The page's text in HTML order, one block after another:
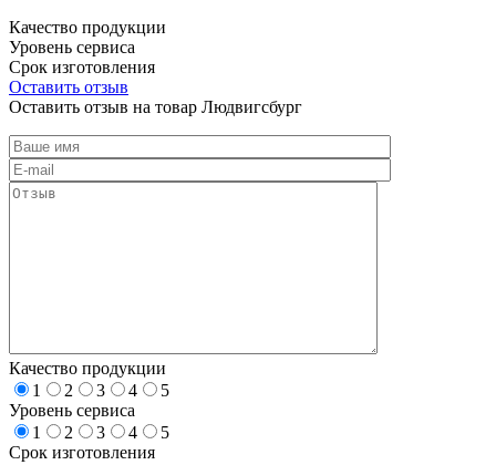
Качество продукции
Уровень сервиса
Срок изготовления
Оставить отзыв
Оставить отзыв на товар Людвигсбург
Качество продукции
1
2 3 4
5
Уровень сервиса
1
2 3 4
5
Срок изготовления